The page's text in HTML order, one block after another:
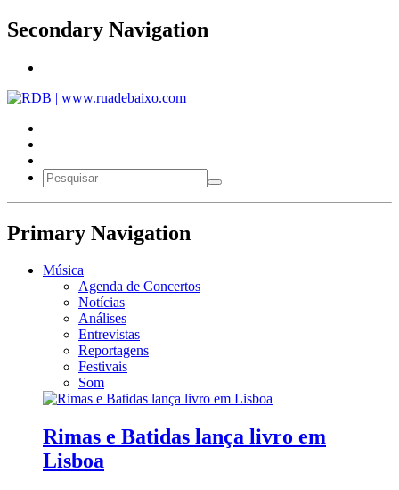
Secondary Navigation
Primary Navigation
Música
Agenda de Concertos
Notícias
Análises
Entrevistas
Reportagens
Festivais
Som
Rimas e Batidas lança livro em
Lisboa